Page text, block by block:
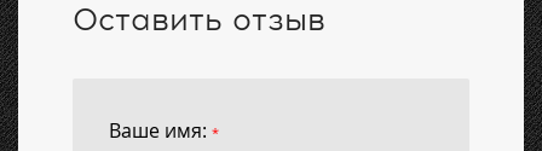
Оставить отзыв
Ваше имя: *